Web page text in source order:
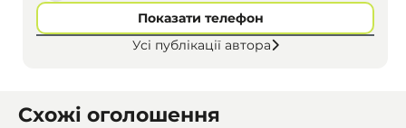
Показати телефон
Усі публікації автора
Схожі оголошення